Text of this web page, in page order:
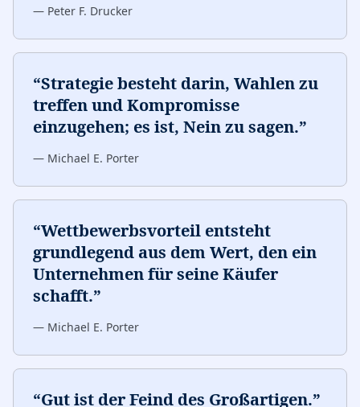
— Peter F. Drucker
“Strategie besteht darin, Wahlen zu
treffen und Kompromisse
einzugehen; es ist, Nein zu sagen.”
— Michael E. Porter
“Wettbewerbsvorteil entsteht
grundlegend aus dem Wert, den ein
Unternehmen für seine Käufer
schafft.”
— Michael E. Porter
“Gut ist der Feind des Großartigen.”